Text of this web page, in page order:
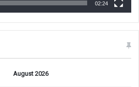
02:24
August 2026